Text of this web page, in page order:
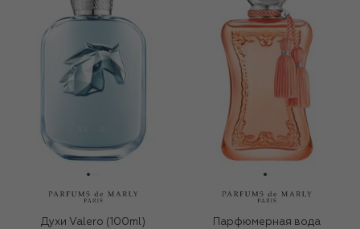
Духи Valero (100ml)
Парфюмерная вода